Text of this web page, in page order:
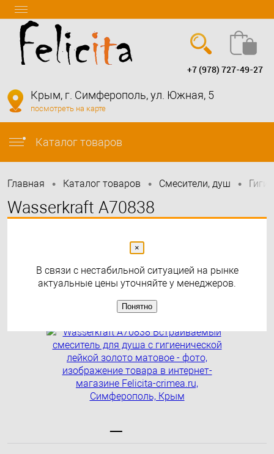
info@felicita-crimea.ru
+7 (978) 727-49-27
Крым, г. Симферополь, ул. Южная, 5
посмотреть на карте
Каталог товаров
Главная • Каталог товаров • Смесители, душ •
Wasserkraft A70838
душа с гигиенической лейкой
золото матовое
×
В связи с нестабильной ситуацией на рынке
актуальные цены уточняйте у менеджеров.
Понятно